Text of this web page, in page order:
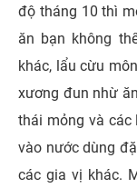
độ tháng 10 thì
ăn bạn không
khác, lẩu cừu
xương đun nhừ
thái mỏng và các
vào nước dùng
các gia vị khác.